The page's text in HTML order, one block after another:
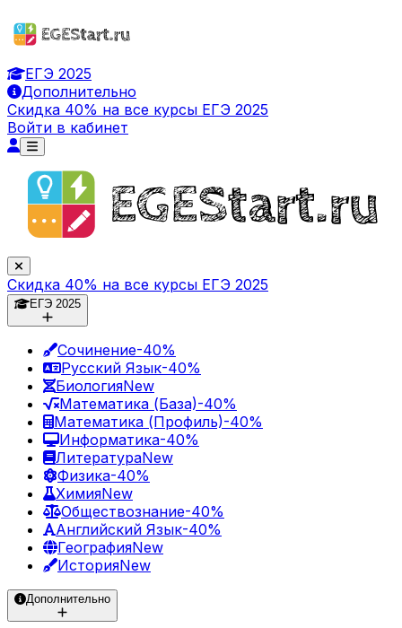
ЕГЭ 2025
Дополнительно
Скидка 40% на все курсы ЕГЭ 2025
Войти в кабинет
Скидка 40% на все курсы ЕГЭ 2025
ЕГЭ 2025
Сочинение-40%
Русский Язык-40%
БиологияNew
Математика (База)-40%
Математика (Профиль)-40%
Информатика-40%
ЛитератураNew
Физика-40%
ХимияNew
Обществознание-40%
Английский Язык-40%
ГеографияNew
ИсторияNew
Дополнительно